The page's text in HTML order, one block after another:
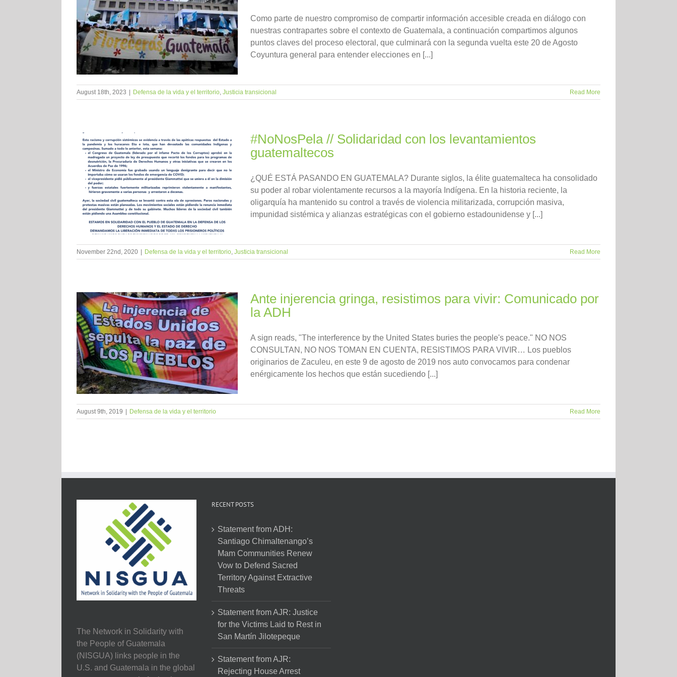
Como parte de nuestro compromiso de compartir información accesible creada en diálogo con
nuestras contrapartes sobre el contexto de Guatemala, a continuación compartimos algunos
puntos claves del proceso electoral, que culminará con la segunda vuelta este 20 de Agosto
Coyuntura general para entender elecciones en [...]
August 18th, 2023 Defensa de la vida y el territorio, Justicia transicional Read More
#NoNosPela // Solidaridad con los levantamientos
guatemaltecos
¿QUÉ ESTÁ PASANDO EN GUATEMALA? Durante siglos, la élite guatemalteca ha consolidado
su poder al robar violentamente recursos a la mayoría Indígena. En la historia reciente, la
oligarquía ha mantenido su control a través de violencia militarizada, corrupción masiva,
impunidad sistémica y alianzas estratégicas con el gobierno estadounidense y [...]
November 22nd, 2020 Defensa de la vida y el territorio, Justicia transicional Read More
Ante injerencia gringa, resistimos para vivir: Comunicado por
la ADH
A sign reads, "The interference by the United States buries the people's peace." NO NOS
CONSULTAN, NO NOS TOMAN EN CUENTA, RESISTIMOS PARA VIVIR… Los pueblos
originarios de Zaculeu, en este 9 de agosto de 2019 nos auto convocamos para condenar
enérgicamente los hechos que están sucediendo [...]
August 9th, 2019 Defensa de la vida y el territorio Read More
The Network in Solidarity with
the People of Guatemala
(NISGUA) links people in the
U.S. and Guatemala in the global
RECENT POSTS
Statement from ADH:
Santiago Chimaltenango’s
Mam Communities Renew
Vow to Defend Sacred
Territory Against Extractive
Threats
Statement from AJR: Justice
for the Victims Laid to Rest in
San Martín Jilotepeque
Statement from AJR:
Rejecting House Arrest